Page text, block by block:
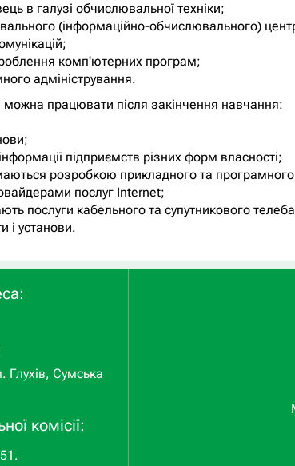
в галузі обчислювальної техніки;
(інформаційно-обчислювального)
комп'ютерних програм;
адміністрування.
можна працювати після закінчення навчання:
підприємств різних форм власності;
розробкою прикладного та
послуг Internet;
послуги кабельного та супутникового
і установи.
Глухів, Сумська
комісії:
.